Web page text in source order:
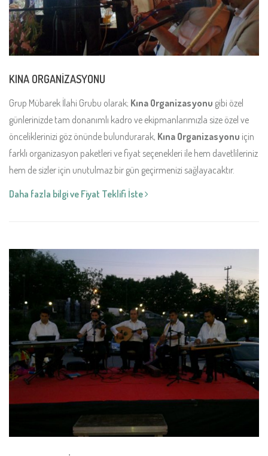
KINA ORGANİZASYONU
Grup Mübarek İlahi Grubu olarak; Kına Organizasyonu gibi özel
günlerinizde tam donanımlı kadro ve ekipmanlarımızla size özel ve
önceliklerinizi göz önünde bulundurarak, Kına Organizasyonu için
farklı organizasyon paketleri ve fiyat seçenekleri ile hem davetlileriniz
hem de sizler için unutulmaz bir gün geçirmenizi sağlayacaktır.
Daha fazla bilgi ve Fiyat Teklifi İste